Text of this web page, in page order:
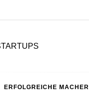
ERFOLGREICHE MACHER